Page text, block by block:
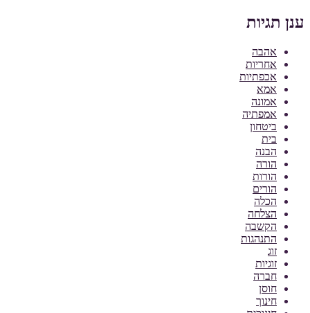
ענן תגיות
אהבה
אחריות
אכפתיות
אמא
אמונה
אמפתיה
ביטחון
בית
הבנה
הורה
הורות
הורים
הכלה
הצלחה
הקשבה
התנהגות
זוג
זוגיות
חברה
חוסן
חינוך